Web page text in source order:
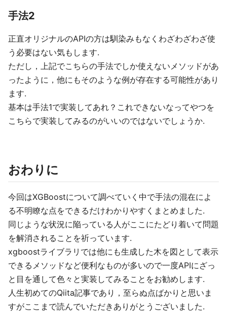
手法2
正直オリジナルのAPIの方は馴染みもなくわざわざわざ使
う必要はない気もします.
ただし，上記でこちらの手法でしか使えないメソッドがあ
ったように，他にもそのような例が存在する可能性があり
ます.
基本は手法1で実装してあれ？これできないなってやつを
こちらで実装してみるのがいいのではないでしょうか.
おわりに
今回はXGBoostについて調べていく中で手法の混在によ
る不明瞭な点をできるだけわかりやすくまとめました.
同じような状況に陥っている人がここにたどり着いて問題
を解消されることを祈っています.
xgboostライブラリでは他にも生成した木を図として表示
できるメソッドなど便利なものが多いので一度APIにざっ
と目を通して色々と実装してみることをお勧めします.
人生初めてのQiita記事であり，至らぬ点ばかりと思いま
すがここまで読んでいただきありがとうございました.